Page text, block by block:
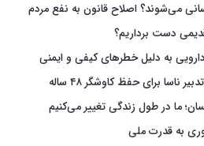
می‌شوند؟ اصلاح قانون به نفع مردم
دست برداریم؟
ما در طول زندگی تغییر می‌کنیم
به قدرت ملی